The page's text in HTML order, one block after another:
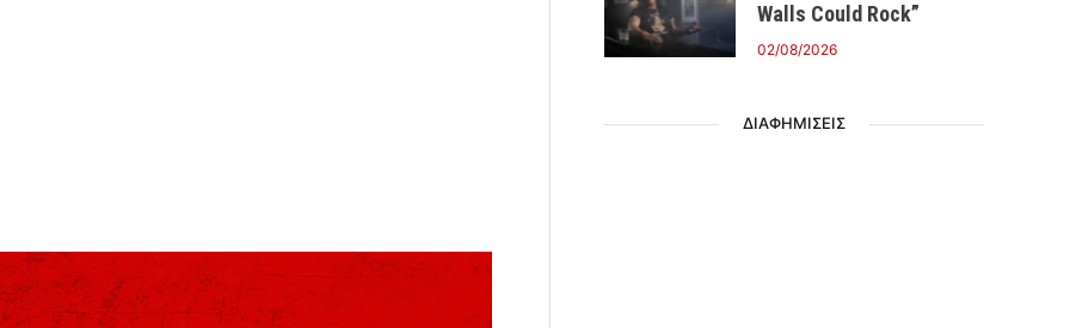
Walls Could Rock”
02/08/2026
ΔΙΑΦΗΜΙΣΕΙΣ